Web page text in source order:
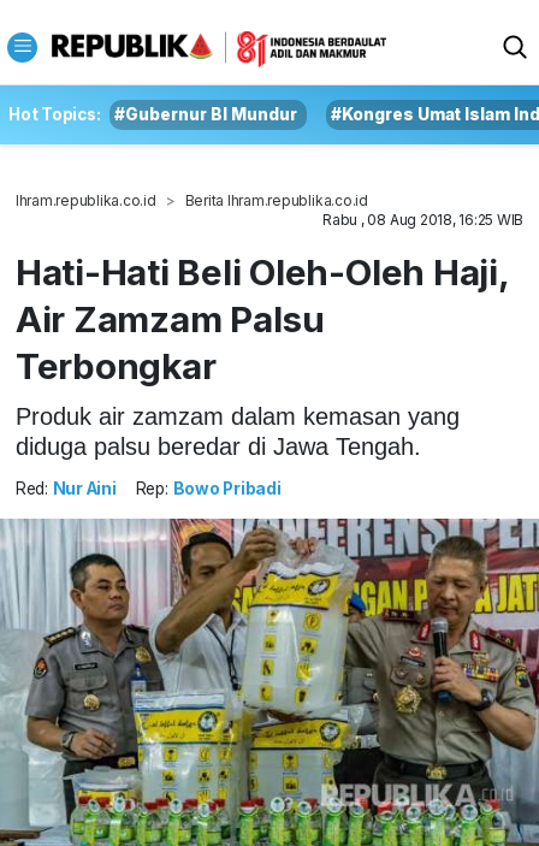
Hot Topics: #Gubernur BI Mundur #Kongres Umat Islam
Ihram.republika.co.id
Berita Ihram.republika.co.id
Rabu , 08 Aug 2018, 16:25 WIB
Hati-Hati Beli Oleh-Oleh Haji,
Air Zamzam Palsu
Terbongkar
Produk air zamzam dalam kemasan yang
diduga palsu beredar di Jawa Tengah.
Red: Nur Aini Rep: Bowo Pribadi